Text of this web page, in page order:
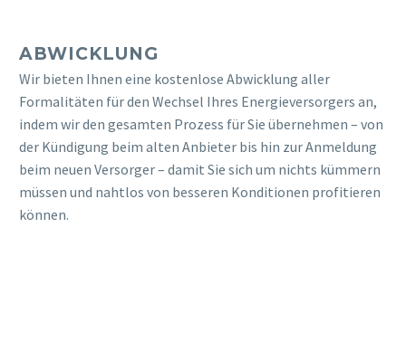
ABWICKLUNG
Wir bieten Ihnen eine kostenlose Abwicklung aller
Formalitäten für den Wechsel Ihres Energieversorgers an,
indem wir den gesamten Prozess für Sie übernehmen – von
der Kündigung beim alten Anbieter bis hin zur Anmeldung
beim neuen Versorger – damit Sie sich um nichts kümmern
müssen und nahtlos von besseren Konditionen profitieren
können.